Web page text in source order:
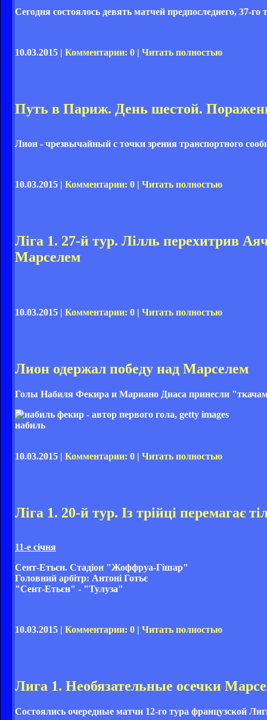
Сегодня состоялось девять матчей предпоследнего, 37-
10.03.2015 | Комментарии: 0 | Читать полностью
Путь в Париж. День шестой.
Лион - чрезвычайный с точки зрения транспортного
10.03.2015 | Комментарии: 0 | Читать полностью
Ліга 1. 27-й тур. Лілль перехитрив
Марселем
10.03.2015 | Комментарии: 0 | Читать полностью
Лион одержал победу над Марселем
Голы Набиля Фекира и Мариано Диаса принесли
набиль
10.03.2015 | Комментарии: 0 | Читать полностью
Ліга 1. 20-й тур. Із трійці перемагає
11-е січня
Сент-Етьєн. Стадіон "Жоффруа-Гішар"
Головний арбітр: Антоні Готьє
"Сент-Етьєн" - "Тулуза"
10.03.2015 | Комментарии: 0 | Читать полностью
Лига 1. Необязательные осечки
Состоялись очередные матчи 12-го тура французской